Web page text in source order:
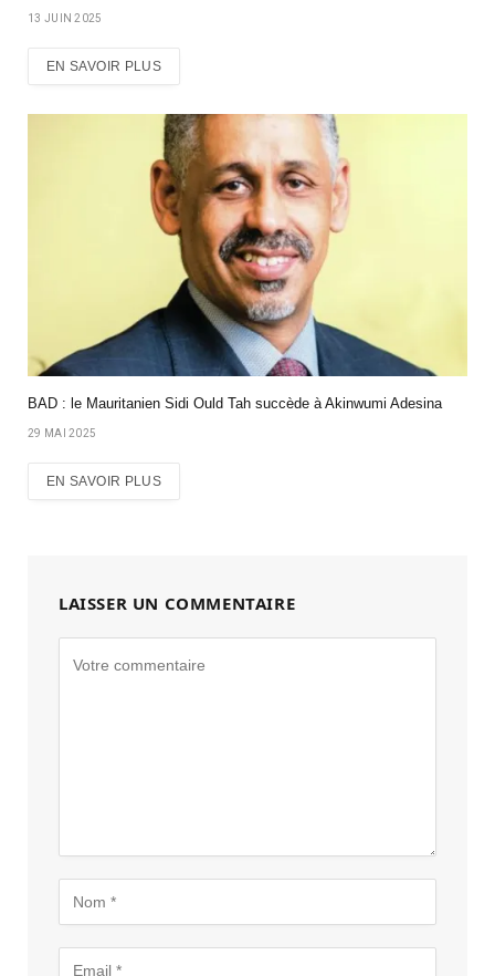
13 JUIN 2025
EN SAVOIR PLUS
BAD : le Mauritanien Sidi Ould Tah succède à Akinwumi Adesina
29 MAI 2025
EN SAVOIR PLUS
LAISSER UN COMMENTAIRE